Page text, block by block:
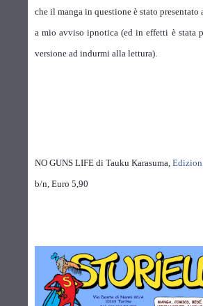
che il manga in questione è stato
a mio avviso ipnotica (ed in effetti è stata
versione ad indurmi alla lettura).
NO GUNS LIFE di Tauku Karasuma,
b/n, Euro 5,90